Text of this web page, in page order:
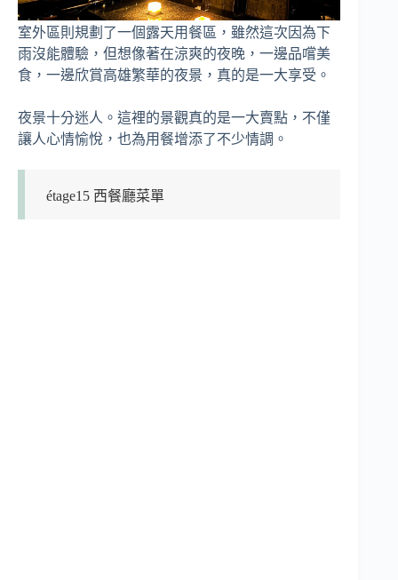
室外區則規劃了一個露天用餐區，雖然這次因為下
雨沒能體驗，但想像著在涼爽的夜晚，一邊品嚐美
食，一邊欣賞高雄繁華的夜景，真的是一大享受。
夜景十分迷人。這裡的景觀真的是一大賣點，不僅
讓人心情愉悅，也為用餐增添了不少情調。
étage15 西餐廳菜單